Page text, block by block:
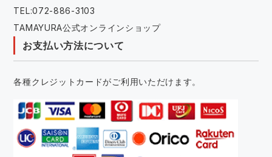
TEL:072-886-3103
TAMAYURA公式オンラインショップ
お支払い方法について
各種クレジットカードがご利用いただけます。